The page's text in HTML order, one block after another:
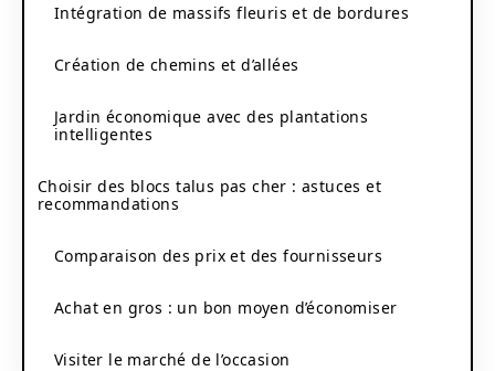
Intégration de massifs fleuris et de bordures
Création de chemins et d’allées
Jardin économique avec des plantations
intelligentes
Choisir des blocs talus pas cher : astuces et
recommandations
Comparaison des prix et des fournisseurs
Achat en gros : un bon moyen d’économiser
Visiter le marché de l’occasion